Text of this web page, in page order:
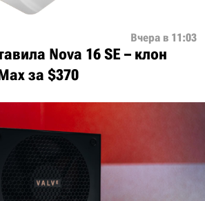
Вчера в 11:03
Nova 16 SE – клон
за $370